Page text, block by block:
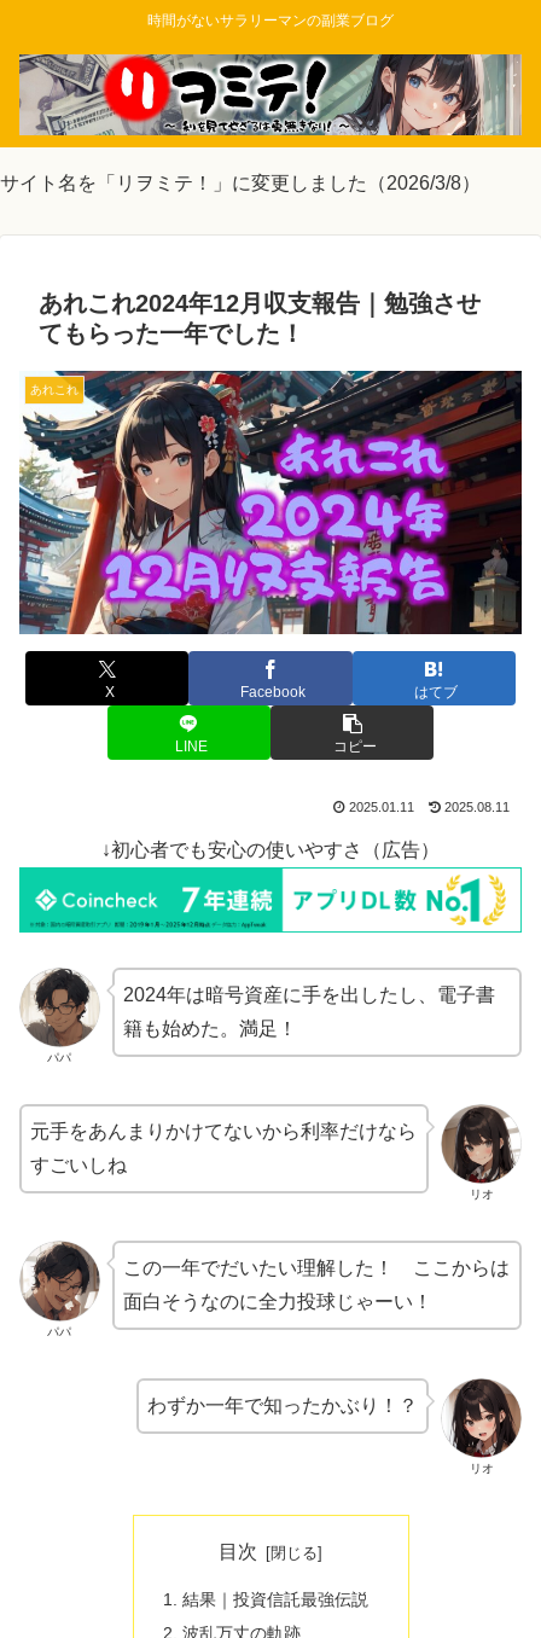
時間がないサラリーマンの副業ブログ
サイト名を「リヲミテ！」に変更しました（2026/3/8）
あれこれ2024年12月収支報告｜勉強させ
てもらった一年でした！
あれこれ
X Facebook はてブ
LINE コピー
2025.01.11 2025.08.11
↓初心者でも安心の使いやすさ（広告）
パパ
2024年は暗号資産に手を出したし、電子書
籍も始めた。満足！
リオ
元手をあんまりかけてないから利率だけなら
すごいしね
パパ
この一年でだいたい理解した！ ここからは
面白そうなのに全力投球じゃーい！
リオ
わずか一年で知ったかぶり！？
目次
結果｜投資信託最強伝説
波乱万丈の軌跡